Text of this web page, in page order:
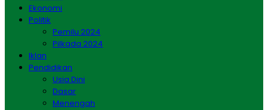
Ekonomi
Politik
Pemilu 2024
Pilkada 2024
Iklan
Pendidikan
Usia Dini
Dasar
Menengah